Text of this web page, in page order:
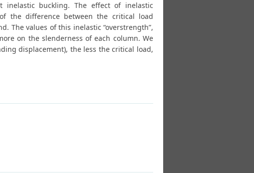
inelastic buckling. The effect of inelastic
the difference between the critical load
The values of this inelastic “overstrength”,
on the slenderness of each column. We
displacement), the less the critical load,